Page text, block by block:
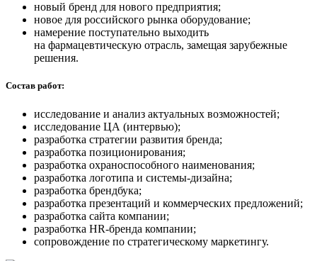
новый бренд для нового предприятия;
новое для российского рынка оборудование;
намерение поступательно выходить
на фармацевтическую отрасль, замещая зарубежные
решения.
Состав работ:
исследование и анализ актуальных возможностей;
исследование ЦА (интервью);
разработка стратегии развития бренда;
разработка позиционирования;
разработка охраноспособного наименования;
разработка логотипа и системы-дизайна;
разработка брендбука;
разработка презентаций и коммерческих предложений;
разработка сайта компании;
разработка HR-бренда компании;
сопровождение по стратегическому маркетингу.